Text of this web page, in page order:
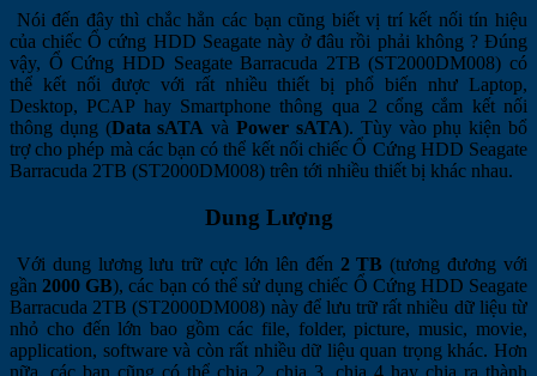
Nói đến đây thì chắc hẳn các bạn cũng biết vị trí kết nối tín hiệu
của chiếc Ổ cứng HDD Seagate này ở đâu rồi phải không ? Đúng
vậy, Ổ Cứng HDD Seagate Barracuda 2TB (ST2000DM008) có
thể kết nối được với rất nhiều thiết bị phổ biến như Laptop,
Desktop, PCAP hay Smartphone thông qua 2 cổng cắm kết nối
thông dụng (Data sATA vàPower sATA). Tùy vào phụ kiện bổ
trợ cho phép mà các bạn có thể kết nối chiếc Ổ Cứng HDD Seagate
Barracuda 2TB (ST2000DM008) trên tới nhiều thiết bị khác nhau.
Dung Lượng
Với dung lương lưu trữ cực lớn lên đến 2 TB (tương đương với
gần 2000 GB), các bạn có thể sử dụng chiếc Ổ Cứng HDD Seagate
Barracuda 2TB (ST2000DM008) này để lưu trữ rất nhiều dữ liệu từ
nhỏ cho đến lớn bao gồm các file, folder, picture, music, movie,
application, software và còn rất nhiều dữ liệu quan trọng khác. Hơn
nữa, các bạn cũng có thể chia 2, chia 3, chia 4 hay chia ra thành